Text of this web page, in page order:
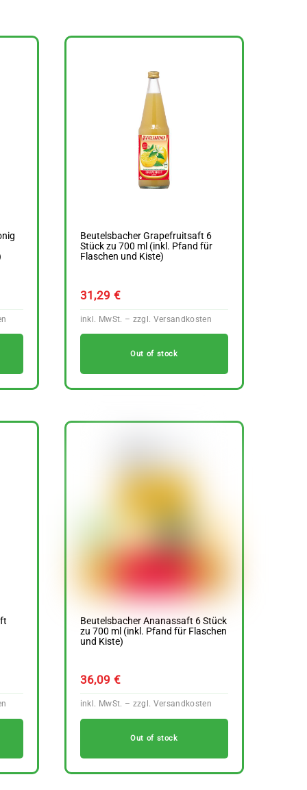
Beutelsbacher Grapefruitsaft 6
Stück zu 700 ml (inkl. Pfand für
Flaschen und Kiste)
31,29 €
Out of stock
Beutelsbacher Ananassaft 6 Stück
zu 700 ml (inkl. Pfand für Flaschen
und Kiste)
36,09 €
Out of stock